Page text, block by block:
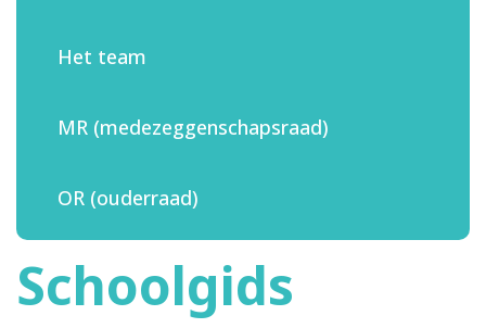
Het team
MR (medezeggenschapsraad)
OR (ouderraad)
Schoolgids